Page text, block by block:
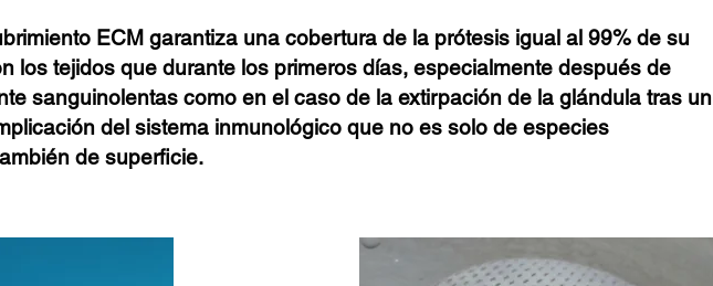
ECM garantiza una cobertura de la prótesis igual al 99% de su
los tejidos que durante los primeros días, especialmente después de
sanguinolentas como en el caso de la extirpación de la glándula tras un
del sistema inmunológico que no es solo de especies
de superficie.